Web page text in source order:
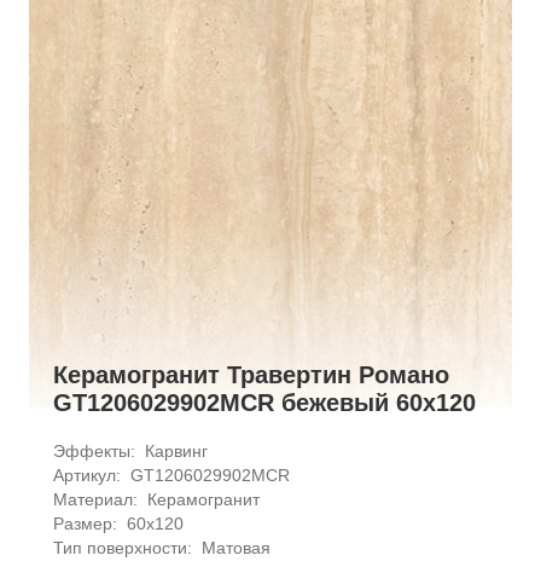
Керамогранит Травертин Романо
GT1206029902MCR бежевый 60x120
Эффекты:
Карвинг
Артикул: GT1206029902MCR
Материал:
Керамогранит
Размер: 60x120
Тип поверхности:
Матовая